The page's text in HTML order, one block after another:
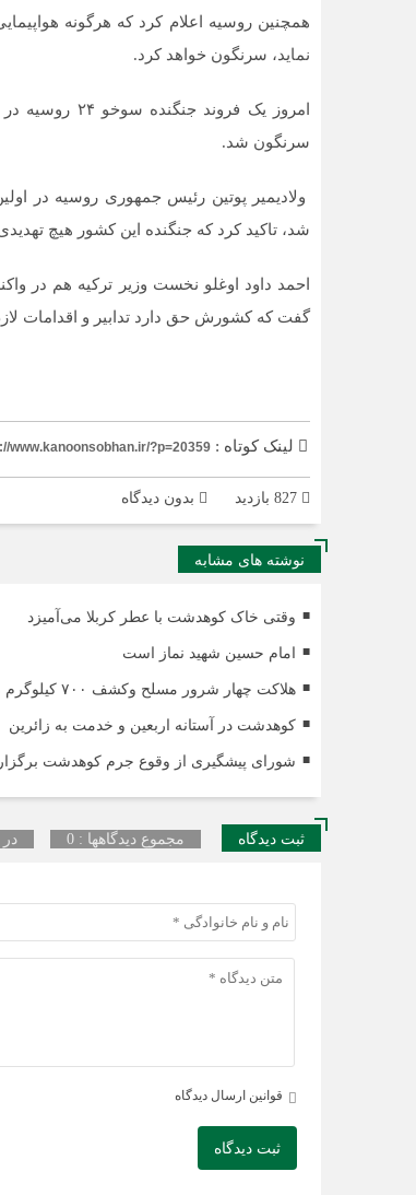
همچنین روسیه اعلام کرد که هرگونه
نماید، سرنگون خواهد کرد.
سرنگون شد.
ولادیمیر پوتین رئیس جمهوری روسیه در
شد، تاکید کرد که جنگنده این کشور هیچ تهدیدی برای ترکیه نبوده و 4 کیلومتر
احمد داود اوغلو نخست وزیر ترکیه هم
گفت که کشورش حق دارد تدابیر و اقدامات
لینک کوتاه : www.kanoonsobhan.ir/?p=20359
بدون دیدگاه
نوشته های مشابه
وقتی خاک کوهدشت با عطر کربلا می‌آمیزد
امام حسین شهید نماز است
هلاکت چهار شرور مسلح وکشف ۷۰۰ کیلوگرم مواد مخدر
کوهدشت در آستانه اربعین و خدمت‌ به زائرین
شورای پیشگیری از وقوع جرم کوهدشت
ثبت دیدگاه مجموع دیدگاهها : 0 در
قوانین ارسال دیدگاه
ثبت دیدگاه